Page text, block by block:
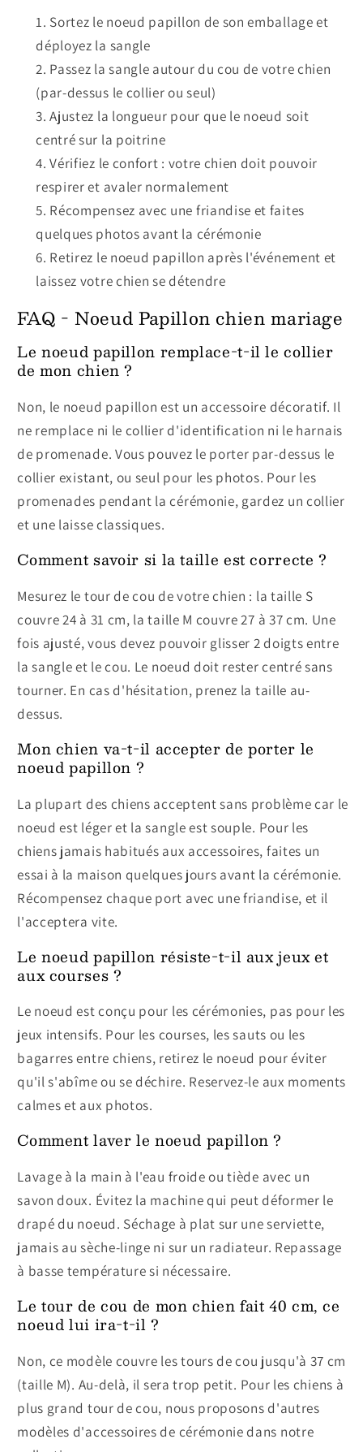
Sortez le noeud papillon de son emballage et
déployez la sangle
Passez la sangle autour du cou de votre chien
(par-dessus le collier ou seul)
Ajustez la longueur pour que le noeud soit
centré sur la poitrine
Vérifiez le confort : votre chien doit pouvoir
respirer et avaler normalement
Récompensez avec une friandise et faites
quelques photos avant la cérémonie
Retirez le noeud papillon après l'événement et
laissez votre chien se détendre
FAQ - Noeud Papillon chien mariage
Le noeud papillon remplace-t-il le collier
de mon chien ?
Non, le noeud papillon est un accessoire décoratif. Il
ne remplace ni le collier d'identification ni le harnais
de promenade. Vous pouvez le porter par-dessus le
collier existant, ou seul pour les photos. Pour les
promenades pendant la cérémonie, gardez un collier
et une laisse classiques.
Comment savoir si la taille est correcte ?
Mesurez le tour de cou de votre chien : la taille S
couvre 24 à 31 cm, la taille M couvre 27 à 37 cm. Une
fois ajusté, vous devez pouvoir glisser 2 doigts entre
la sangle et le cou. Le noeud doit rester centré sans
tourner. En cas d'hésitation, prenez la taille au-
dessus.
Mon chien va-t-il accepter de porter le
noeud papillon ?
La plupart des chiens acceptent sans problème car le
noeud est léger et la sangle est souple. Pour les
chiens jamais habitués aux accessoires, faites un
essai à la maison quelques jours avant la cérémonie.
Récompensez chaque port avec une friandise, et il
l'acceptera vite.
Le noeud papillon résiste-t-il aux jeux et
aux courses ?
Le noeud est conçu pour les cérémonies, pas pour les
jeux intensifs. Pour les courses, les sauts ou les
bagarres entre chiens, retirez le noeud pour éviter
qu'il s'abîme ou se déchire. Reservez-le aux moments
calmes et aux photos.
Comment laver le noeud papillon ?
Lavage à la main à l'eau froide ou tiède avec un
savon doux. Évitez la machine qui peut déformer le
drapé du noeud. Séchage à plat sur une serviette,
jamais au sèche-linge ni sur un radiateur. Repassage
à basse température si nécessaire.
Le tour de cou de mon chien fait 40 cm, ce
noeud lui ira-t-il ?
Non, ce modèle couvre les tours de cou jusqu'à 37 cm
(taille M). Au-delà, il sera trop petit. Pour les chiens à
plus grand tour de cou, nous proposons d'autres
modèles d'accessoires de cérémonie dans notre